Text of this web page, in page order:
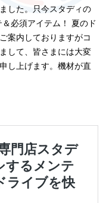
した。只今スタディの
必須アイテム！ 夏のド
案内しておりますがコ
して、皆さまには大変
し上げます。機材が直